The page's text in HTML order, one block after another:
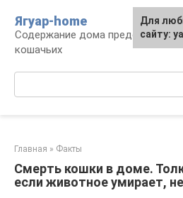
контенту
Ягуар-home
Содержание дома
кошачьих
Главная » Факты
Смерть кошки в доме.
если животное умирает,
Для
сайту: